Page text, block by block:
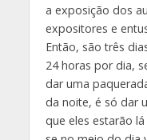
a exposição dos
expositores e
Então, são três
24 horas por dia,
dar uma
da noite, é só dar
que eles estarão